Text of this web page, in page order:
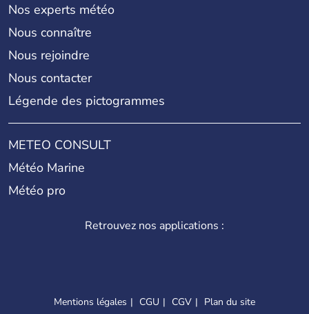
Nos experts météo
Nous connaître
Nous rejoindre
Nous contacter
Légende des pictogrammes
METEO CONSULT
Météo Marine
Météo pro
Retrouvez nos applications :
Mentions légales CGU CGV Plan du site